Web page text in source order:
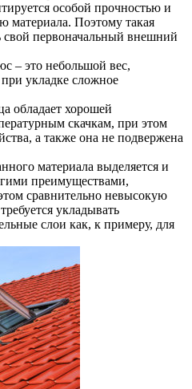
особой прочностью и
материала. Поэтому такая
свой первоначальный внешний
– это небольшой вес,
укладке сложное
обладает хорошей
скачкам, при этом
а также она не подвержена
материала выделяется и
преимуществами,
сравнительно невысокую
укладывать
слои как, к примеру, для